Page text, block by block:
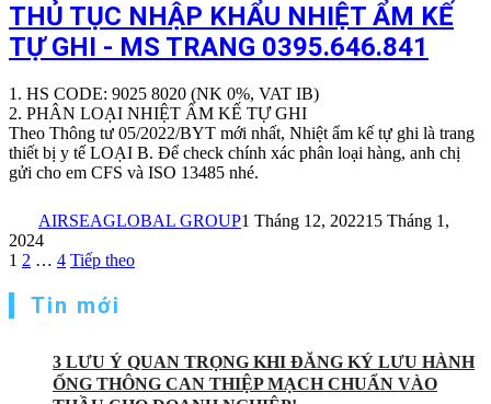
THỦ TỤC NHẬP KHẨU NHIỆT ẨM KẾ
TỰ GHI - MS TRANG 0395.646.841
1. HS CODE: 9025 8020 (NK 0%, VAT IB)
2. PHÂN LOẠI NHIỆT ẨM KẾ TỰ GHI
Theo Thông tư 05/2022/BYT mới nhất, Nhiệt ẩm kế tự ghi là trang
thiết bị y tế LOẠI B. Để check chính xác phân loại hàng, anh chị
gửi cho em CFS và ISO 13485 nhé.
AIRSEAGLOBAL GROUP1 Tháng 12, 202215 Tháng 1,
2024
Phân
trang
bài
1 2 … 4 Tiếp theo
Tin mới
3 LƯU Ý QUAN TRỌNG KHI ĐĂNG KÝ LƯU HÀNH
ỐNG THÔNG CAN THIỆP MẠCH CHUẨN VÀO